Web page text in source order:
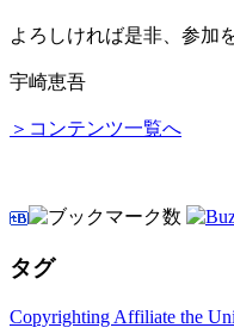
よろしければ是非、参加
宇崎恵吾
＞コンテンツ一覧へ
タグ
Copyrighting Affiliate the